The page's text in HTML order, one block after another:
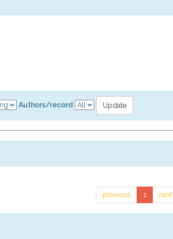
Authors/record
previous 1 next